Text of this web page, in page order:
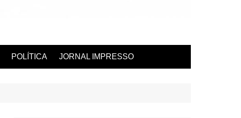
POLÍTICA JORNAL IMPRESSO